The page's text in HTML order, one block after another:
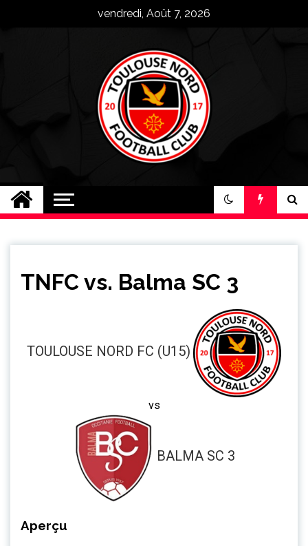
vendredi, Août 7, 2026
Toulouse Nord FC
Plus qu'un club, une famille !
TNFC vs. Balma SC 3
TOULOUSE NORD FC (U15)
vs
BALMA SC 3
Aperçu